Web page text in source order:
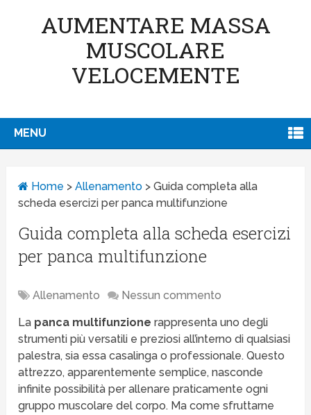
AUMENTARE MASSA
MUSCOLARE
VELOCEMENTE
MENU
Home >Allenamento >Guida completa alla
scheda esercizi per panca multifunzione
Guida completa alla scheda esercizi
per panca multifunzione
Allenamento Nessun commento
La panca multifunzione rappresenta uno degli
strumenti più versatili e preziosi all’interno di qualsiasi
palestra, sia essa casalinga o professionale. Questo
attrezzo, apparentemente semplice, nasconde
infinite possibilità per allenare praticamente ogni
gruppo muscolare del corpo. Ma come sfruttarne